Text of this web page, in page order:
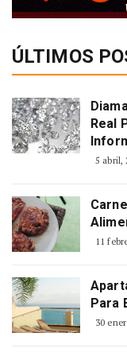
ÚLTIMOS
Real
5 abril,
11
Para
30